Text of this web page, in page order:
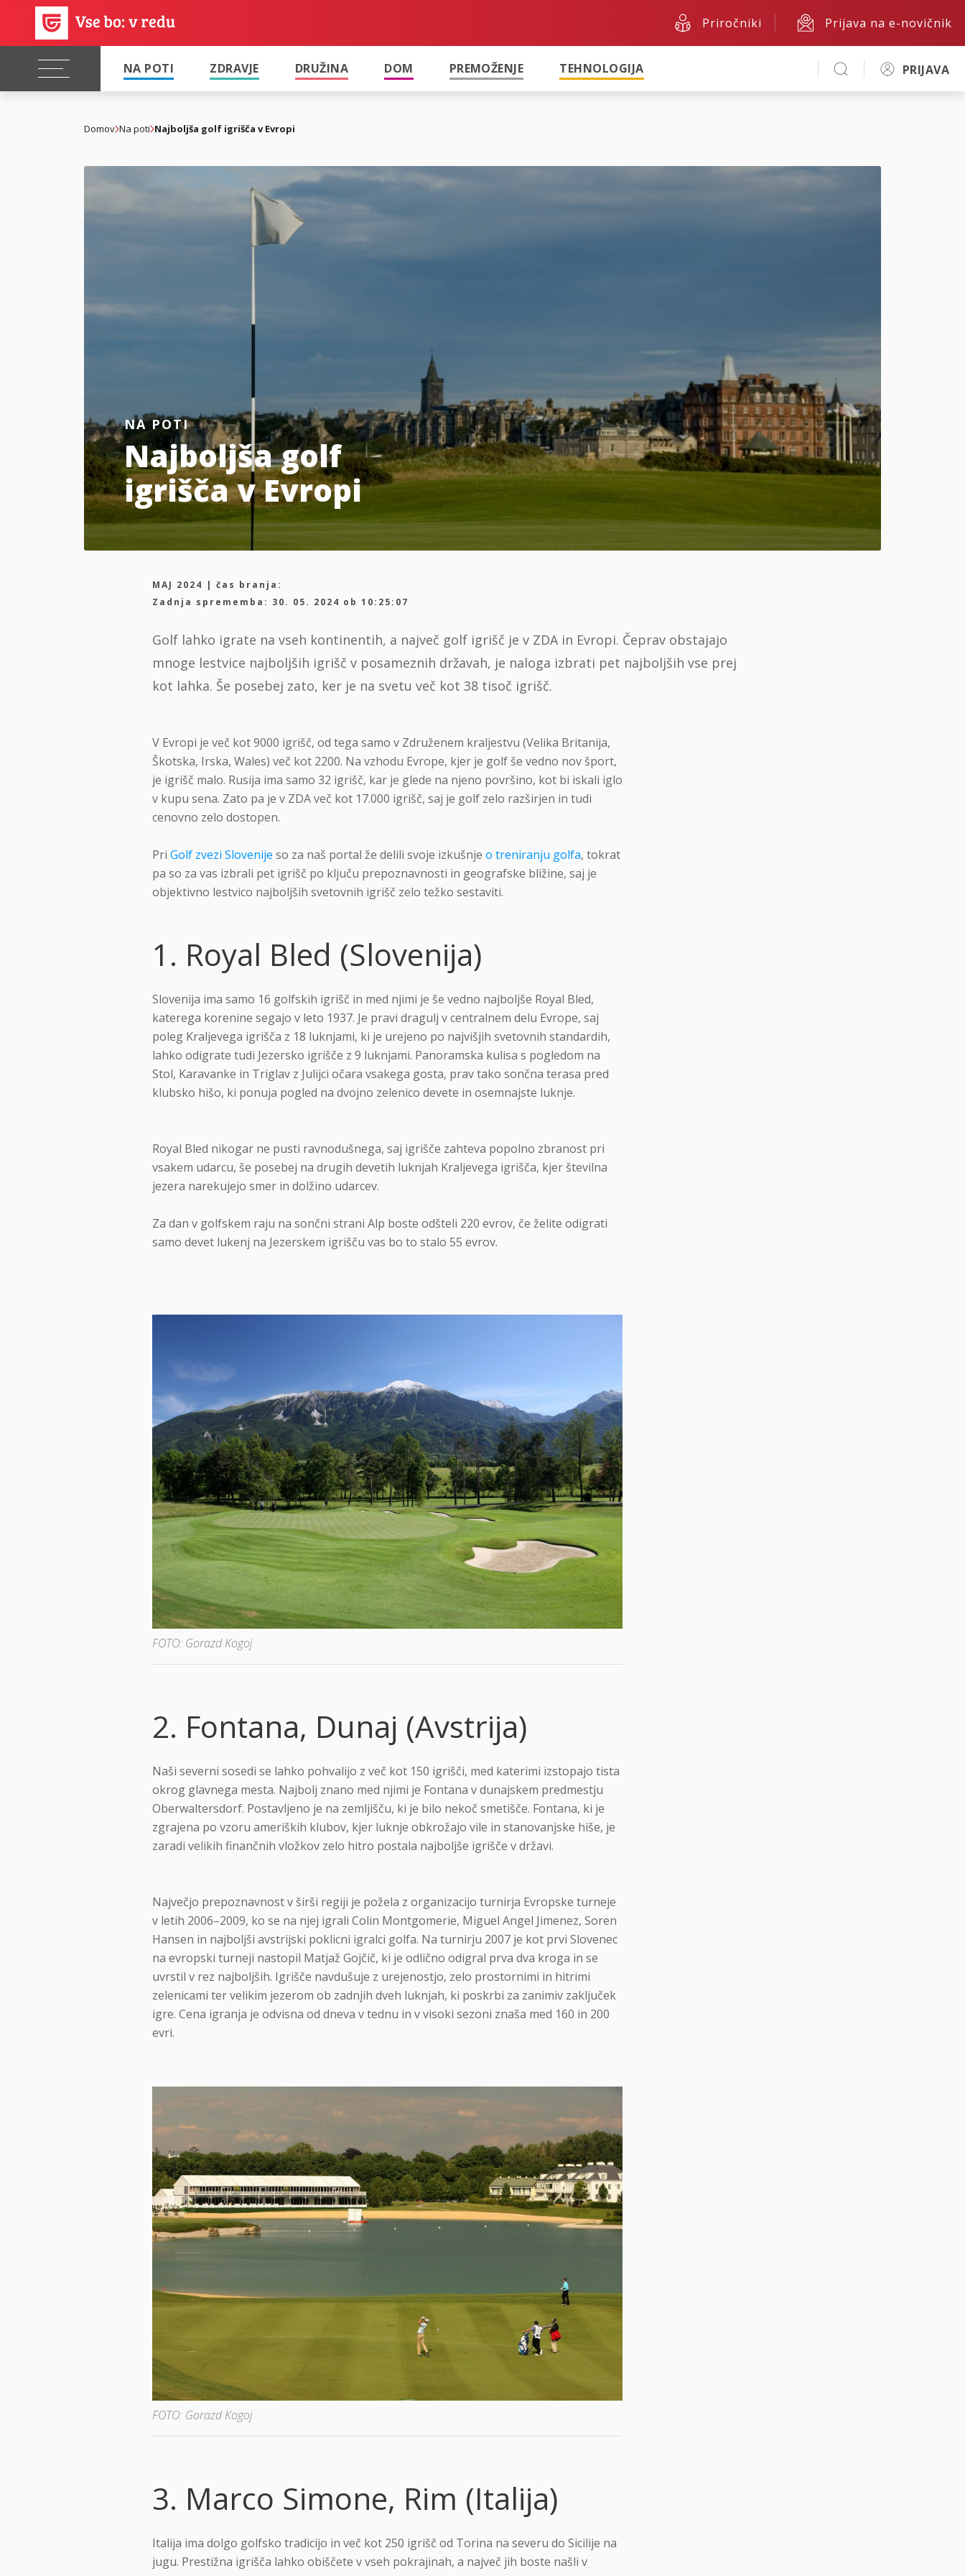
Priročniki Prijava na e-novičnik
NA POTI ZDRAVJE DRUŽINA DOM PREMOŽENJE TEHNOLOGIJA PRIJAVA
Domov Na poti Najboljša golf igrišča v Evropi
NA POTI
Najboljša golf
igrišča v Evropi
MAJ 2024 | čas branja:
Zadnja sprememba: 30. 05. 2024 ob 10:25:07
Golf lahko igrate na vseh kontinentih, a največ golf igrišč je v ZDA in Evropi. Čeprav obstajajo
mnoge lestvice najboljših igrišč v posameznih državah, je naloga izbrati pet najboljših vse prej
kot lahka. Še posebej zato, ker je na svetu več kot 38 tisoč igrišč.
V Evropi je več kot 9000 igrišč, od tega samo v Združenem kraljestvu (Velika Britanija,
Škotska, Irska, Wales) več kot 2200. Na vzhodu Evrope, kjer je golf še vedno nov šport,
je igrišč malo. Rusija ima samo 32 igrišč, kar je glede na njeno površino, kot bi iskali iglo
v kupu sena. Zato pa je v ZDA več kot 17.000 igrišč, saj je golf zelo razširjen in tudi
cenovno zelo dostopen.
Pri Golf zvezi Slovenije so za naš portal že delili svoje izkušnje o treniranju golfa, tokrat
pa so za vas izbrali pet igrišč po ključu prepoznavnosti in geografske bližine, saj je
objektivno lestvico najboljših svetovnih igrišč zelo težko sestaviti.
1. Royal Bled (Slovenija)
Slovenija ima samo 16 golfskih igrišč in med njimi je še vedno najboljše Royal Bled,
katerega korenine segajo v leto 1937. Je pravi dragulj v centralnem delu Evrope, saj
poleg Kraljevega igrišča z 18 luknjami, ki je urejeno po najvišjih svetovnih standardih,
lahko odigrate tudi Jezersko igrišče z 9 luknjami. Panoramska kulisa s pogledom na
Stol, Karavanke in Triglav z Julijci očara vsakega gosta, prav tako sončna terasa pred
klubsko hišo, ki ponuja pogled na dvojno zelenico devete in osemnajste luknje.
Royal Bled nikogar ne pusti ravnodušnega, saj igrišče zahteva popolno zbranost pri
vsakem udarcu, še posebej na drugih devetih luknjah Kraljevega igrišča, kjer številna
jezera narekujejo smer in dolžino udarcev.
Za dan v golfskem raju na sončni strani Alp boste odšteli 220 evrov, če želite odigrati
samo devet lukenj na Jezerskem igrišču vas bo to stalo 55 evrov.
FOTO: Gorazd Kogoj
2. Fontana, Dunaj (Avstrija)
Naši severni sosedi se lahko pohvalijo z več kot 150 igrišči, med katerimi izstopajo tista
okrog glavnega mesta. Najbolj znano med njimi je Fontana v dunajskem predmestju
Oberwaltersdorf. Postavljeno je na zemljišču, ki je bilo nekoč smetišče. Fontana, ki je
zgrajena po vzoru ameriških klubov, kjer luknje obkrožajo vile in stanovanjske hiše, je
zaradi velikih finančnih vložkov zelo hitro postala najboljše igrišče v državi.
Največjo prepoznavnost v širši regiji je požela z organizacijo turnirja Evropske turneje
v letih 2006–2009, ko se na njej igrali Colin Montgomerie, Miguel Angel Jimenez, Soren
Hansen in najboljši avstrijski poklicni igralci golfa. Na turnirju 2007 je kot prvi Slovenec
na evropski turneji nastopil Matjaž Gojčič, ki je odlično odigral prva dva kroga in se
uvrstil v rez najboljših. Igrišče navdušuje z urejenostjo, zelo prostornimi in hitrimi
zelenicami ter velikim jezerom ob zadnjih dveh luknjah, ki poskrbi za zanimiv zaključek
igre. Cena igranja je odvisna od dneva v tednu in v visoki sezoni znaša med 160 in 200
evri.
FOTO: Gorazd Kogoj
3. Marco Simone, Rim (Italija)
Italija ima dolgo golfsko tradicijo in več kot 250 igrišč od Torina na severu do Sicilije na
jugu. Prestižna igrišča lahko obiščete v vseh pokrajinah, a največ jih boste našli v